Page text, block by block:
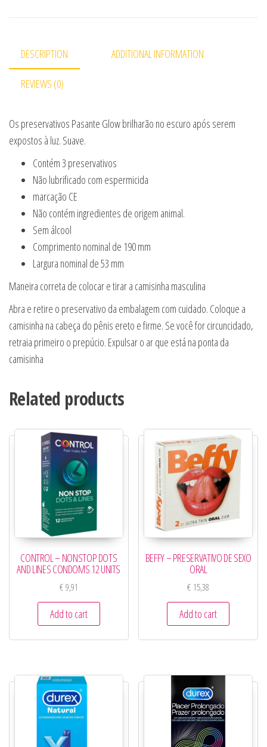
DESCRIPTION ADDITIONAL INFORMATION
REVIEWS (0)
Os preservativos Pasante Glow brilharão no escuro após serem
expostos à luz. Suave.
Contém 3 preservativos
Não lubrificado com espermicida
marcação CE
Não contém ingredientes de origem animal.
Sem álcool
Comprimento nominal de 190 mm
Largura nominal de 53 mm
Maneira correta de colocar e tirar a camisinha masculina
Abra e retire o preservativo da embalagem com cuidado. Coloque a
camisinha na cabeça do pênis ereto e firme. Se você for circuncidado,
retraia primeiro o prepúcio. Expulsar o ar que está na ponta da
camisinha
Related products
CONTROL – NONSTOP DOTS
AND LINES CONDOMS 12 UNITS
€9,91
Add to cart
BEFFY – PRESERVATIVO DE SEXO
ORAL
€ 15,38
Add to cart